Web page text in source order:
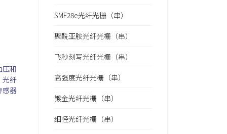
压和
光纤
感器
SMF28e光纤光栅（串）
聚酰亚胺光纤光栅（串）
飞秒刻写光纤光栅（串）
高强度光纤光栅（串）
镀金光纤光栅（串）
细径光纤光栅（串）